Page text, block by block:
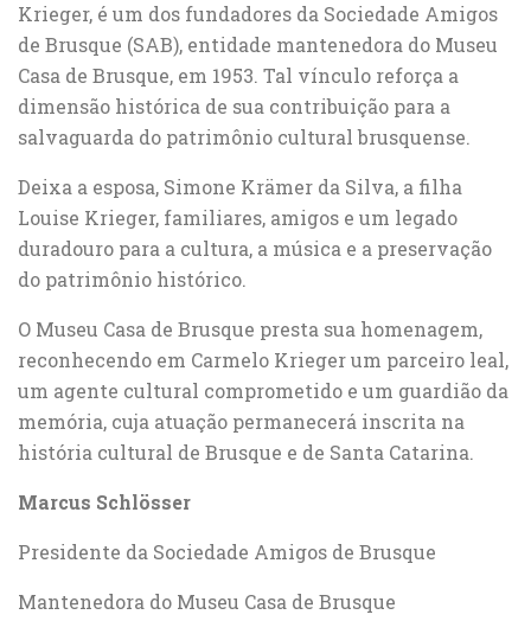
Krieger, é um dos fundadores da Sociedade Amigos
de Brusque (SAB), entidade mantenedora do Museu
Casa de Brusque, em 1953. Tal vínculo reforça a
dimensão histórica de sua contribuição para a
salvaguarda do patrimônio cultural brusquense.
Deixa a esposa, Simone Krämer da Silva, a filha
Louise Krieger, familiares, amigos e um legado
duradouro para a cultura, a música e a preservação
do patrimônio histórico.
O Museu Casa de Brusque presta sua homenagem,
reconhecendo em Carmelo Krieger um parceiro leal,
um agente cultural comprometido e um guardião da
memória, cuja atuação permanecerá inscrita na
história cultural de Brusque e de Santa Catarina.
Marcus Schlösser
Presidente da Sociedade Amigos de Brusque
Mantenedora do Museu Casa de Brusque